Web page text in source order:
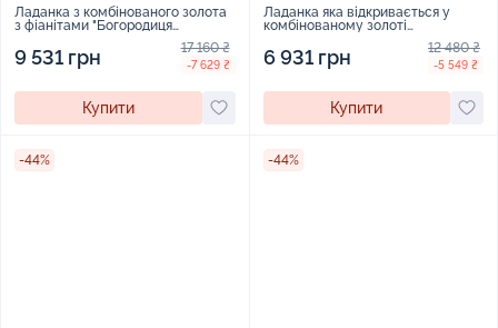
Ладанка з комбінованого золота
з фіанітами "Богородиця
9 531 грн 17 160 ₴
-7 629 ₴
Купити
Ладанка яка відкривається у
комбінованому золоті
6 931 грн 12 480 ₴
-5 549 ₴
Купити
-44% -44%